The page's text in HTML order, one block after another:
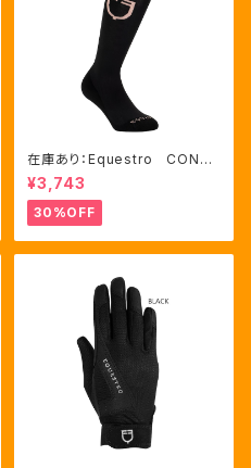
在庫あり：Equestro CONTR
ASTING LOGO ソックス 2
色（ETU00019）
¥3,743
30%OFF